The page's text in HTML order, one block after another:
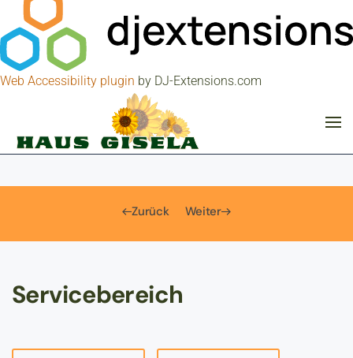
Web Accessibility plugin by DJ-Extensions.com
Zurück Weiter
Servicebereich